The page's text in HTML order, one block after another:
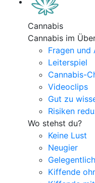
Cannabis
Cannabis im
Fragen
Leiterspiel
Cannabis-
Videoclips
Gut zu
Risiken
Wo stehst du?
Keine Lust
Neugier
Kiffende